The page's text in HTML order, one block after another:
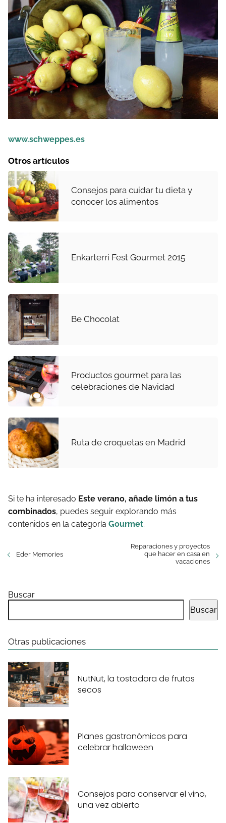
www.schweppes.es
Otros artículos
Consejos para cuidar tu dieta y
conocer los alimentos
Enkarterri Fest Gourmet 2015
Be Chocolat
Productos gourmet para las
celebraciones de Navidad
Ruta de croquetas en Madrid
Si te ha interesado Este verano, añade limón a tus
combinados, puedes seguir explorando más
contenidos en la categoría Gourmet.
Eder Memories
Reparaciones y proyectos
que hacer en casa en
vacaciones
Buscar
Buscar
Otras publicaciones
NutNut, la tostadora de frutos
secos
Planes gastronómicos para
celebrar halloween
Consejos para conservar el vino,
una vez abierto